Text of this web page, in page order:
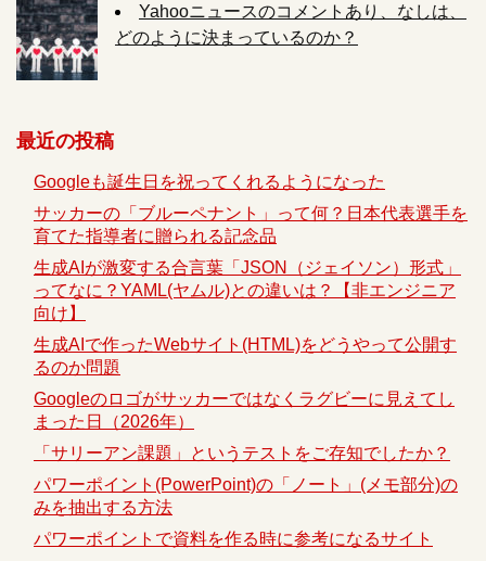
Yahooニュースのコメントあり、なしは、
どのように決まっているのか？
最近の投稿
Googleも誕生日を祝ってくれるようになった
サッカーの「ブルーペナント」って何？日本代表選手を
育てた指導者に贈られる記念品
生成AIが激変する合言葉「JSON（ジェイソン）形式」
ってなに？YAML(ヤムル)との違いは？【非エンジニア
向け】
生成AIで作ったWebサイト(HTML)をどうやって公開す
るのか問題
Googleのロゴがサッカーではなくラグビーに見えてし
まった日（2026年）
「サリーアン課題」というテストをご存知でしたか？
パワーポイント(PowerPoint)の「ノート」(メモ部分)の
みを抽出する方法
パワーポイントで資料を作る時に参考になるサイト